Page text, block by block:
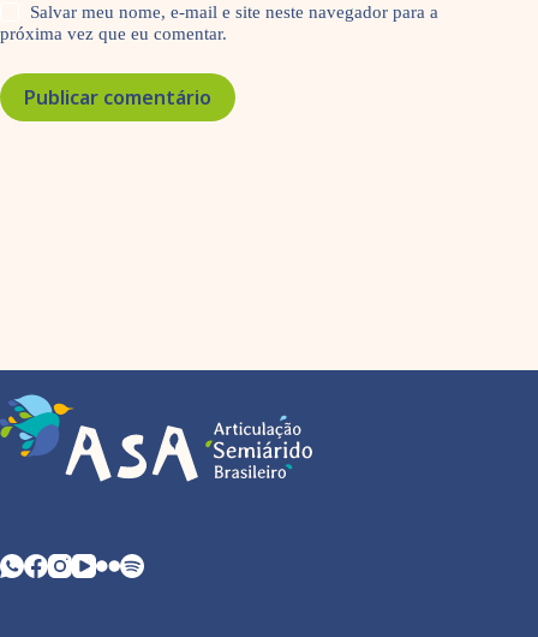
Salvar meu nome, e-mail e site neste navegador para a
próxima vez que eu comentar.
Publicar comentário